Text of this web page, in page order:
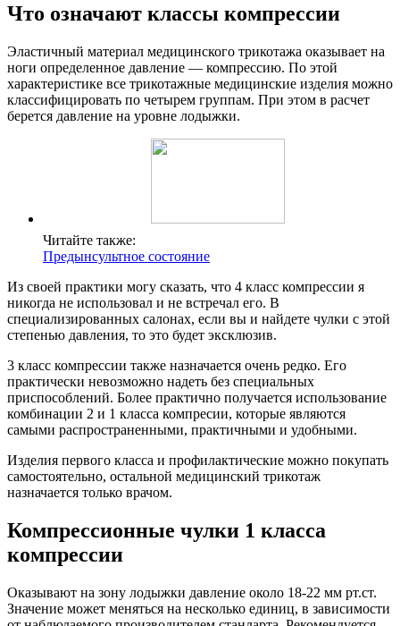
Что означают классы компрессии
Эластичный материал медицинского трикотажа оказывает на
ноги определенное давление — компрессию. По этой
характеристике все трикотажные медицинские изделия можно
классифицировать по четырем группам. При этом в расчет
берется давление на уровне лодыжки.
Читайте также:
Предынсультное состояние
Из своей практики могу сказать, что 4 класс компрессии я
никогда не использовал и не встречал его. В
специализированных салонах, если вы и найдете чулки с этой
степенью давления, то это будет эксклюзив.
3 класс компрессии также назначается очень редко. Его
практически невозможно надеть без специальных
приспособлений. Более практично получается использование
комбинации 2 и 1 класса компресии, которые являются
самыми распространенными, практичными и удобными.
Изделия первого класса и профилактические можно покупать
самостоятельно, остальной медицинский трикотаж
назначается только врачом.
Компрессионные чулки 1 класса
компрессии
Оказывают на зону лодыжки давление около 18-22 мм рт.ст.
Значение может меняться на несколько единиц, в зависимости